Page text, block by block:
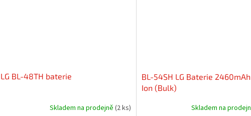
LG BL-48TH baterie
Skladem na prodejně (2 ks)
BL-54SH LG Baterie
Ion (Bulk)
Skladem na